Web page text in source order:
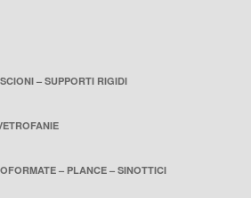
– SUPPORTI RIGIDI
– PLANCE – SINOTTICI